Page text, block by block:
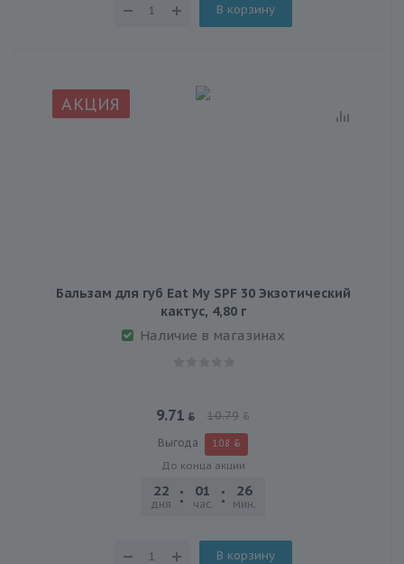
В корзину
АКЦИЯ
Бальзам для губ Eat My SPF 30 Экзотический
кактус, 4,80 г
Наличие в магазинах
9.71 10.79
Выгода 1.08
До конца акции
22
дня
01
час.
26
мин.
В корзину